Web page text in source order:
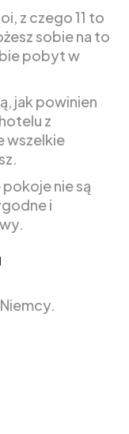
z czego 11 to
sobie na to
pobyt w
jak powinien
z
wszelkie
pokoje nie są
i